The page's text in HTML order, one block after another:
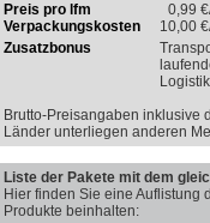
Preis pro lfm 0,99
Verpackungskosten
10,00
Zusatzbonus
Brutto-Preisangaben inklusive
Länder unterliegen anderen
Liste der Pakete mit dem
Hier finden Sie eine Auflistung
Produkte beinhalten: